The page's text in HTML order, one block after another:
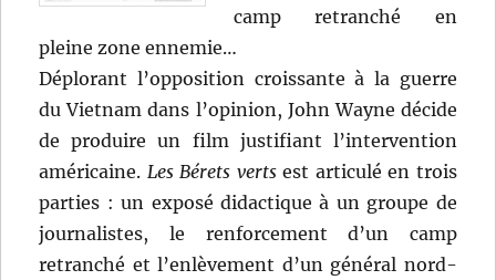
camp retranché en
pleine zone ennemie…
Déplorant l’opposition croissante à la guerre
du Vietnam dans l’opinion, John Wayne décide
de produire un film justifiant l’intervention
américaine. Les Bérets vertsest articulé en trois
parties : un exposé didactique à un groupe de
journalistes, le renforcement d’un camp
retranché et l’enlèvement d’un général nord-